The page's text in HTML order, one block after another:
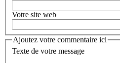
Votre site web
Ajoutez votre commentaire ici
Texte de votre message